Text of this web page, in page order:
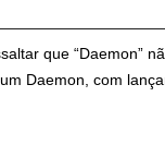
que “Daemon”